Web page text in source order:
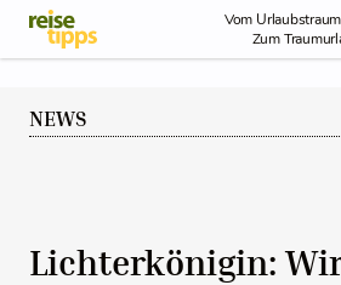
Skip to Content
Vom Urlaubstraum
Zum
NEWS
Lichterkönigin: